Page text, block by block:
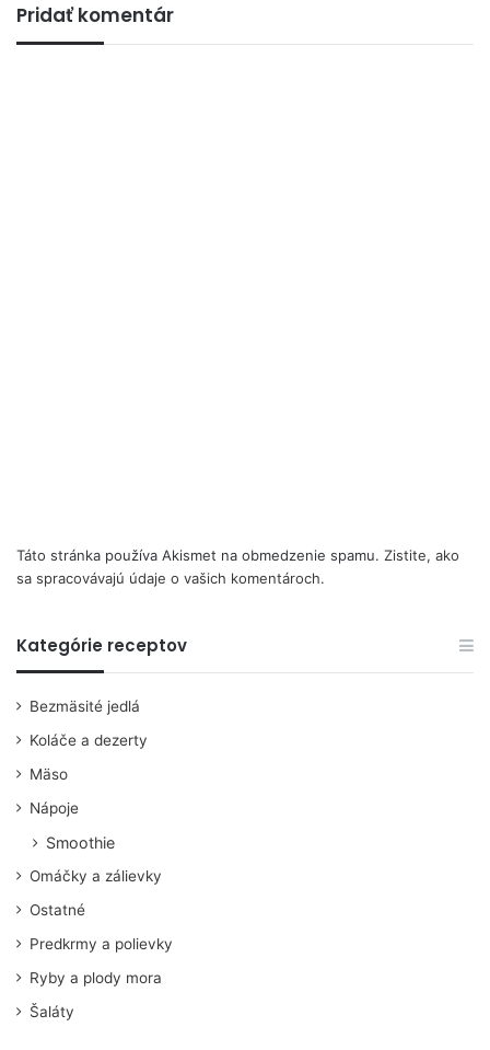
Pridať komentár
Táto stránka používa Akismet na obmedzenie spamu. Zistite, ako
sa spracovávajú údaje o vašich komentároch.
Kategórie receptov
Bezmäsité jedlá
Koláče a dezerty
Mäso
Nápoje
Smoothie
Omáčky a zálievky
Ostatné
Predkrmy a polievky
Ryby a plody mora
Šaláty